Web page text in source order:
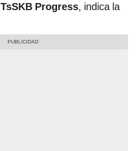
TsSKB Progress, indica la